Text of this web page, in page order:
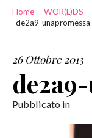
Home WOR(L)DS
de2a9-unapromessa
26 Ottobre 2013
Pubblicato in